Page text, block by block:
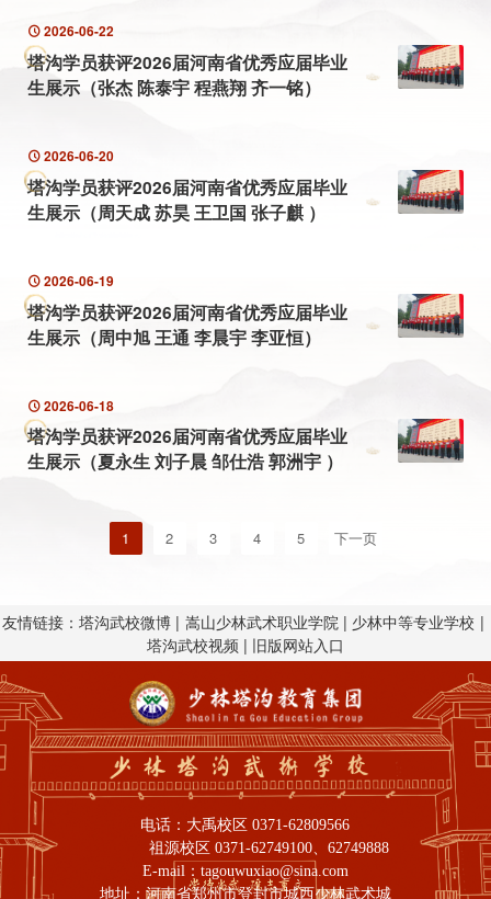
2026-06-22
塔沟学员获评2026届河南省优秀应届毕业
生展示（张杰 陈泰宇 程燕翔 齐一铭）
2026-06-20
塔沟学员获评2026届河南省优秀应届毕业
生展示（周天成 苏昊 王卫国 张子麒 ）
2026-06-19
塔沟学员获评2026届河南省优秀应届毕业
生展示（周中旭 王通 李晨宇 李亚恒）
2026-06-18
塔沟学员获评2026届河南省优秀应届毕业
生展示（夏永生 刘子晨 邹仕浩 郭洲宇 ）
1 2 3 4 5 下一页
友情链接： 塔沟武校微博 | 嵩山少林武术职业学院 | 少林中等专业学校 |
塔沟武校视频 | 旧版网站入口
电话： 大禹校区 0371-62809566
祖源校区 0371-62749100、62749888
E-mail： tagouwuxiao@sina.com
地址： 河南省郑州市登封市城西少林武术城